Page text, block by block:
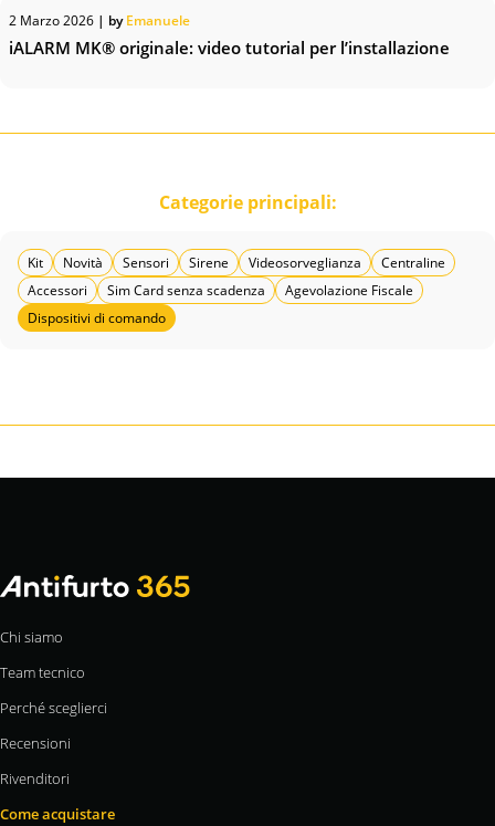
2 Marzo 2026 | byEmanuele
iALARM MK® originale: video tutorial per l’installazione
Categorie principali:
Kit Novità Sensori Sirene Videosorveglianza
Centraline
Accessori
Sim Card senza scadenza
Agevolazione Fiscale
Dispositivi di comando
Chi siamo
Team tecnico
Perché sceglierci
Recensioni
Rivenditori
Come acquistare